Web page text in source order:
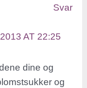
Svar
AT 22:25
dine og
og